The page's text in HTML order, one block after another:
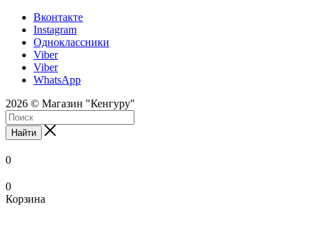
Вконтакте
Instagram
Одноклассники
Viber
Viber
WhatsApp
2026 © Магазин "Кенгуру"
Найти
0
0
Корзина